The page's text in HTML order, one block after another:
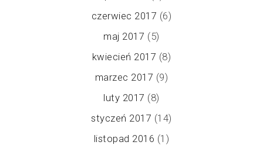
czerwiec 2017 (6)
maj 2017 (5)
kwiecień 2017 (8)
marzec 2017 (9)
luty 2017 (8)
styczeń 2017 (14)
listopad 2016 (1)